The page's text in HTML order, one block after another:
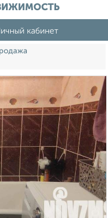
кабинет